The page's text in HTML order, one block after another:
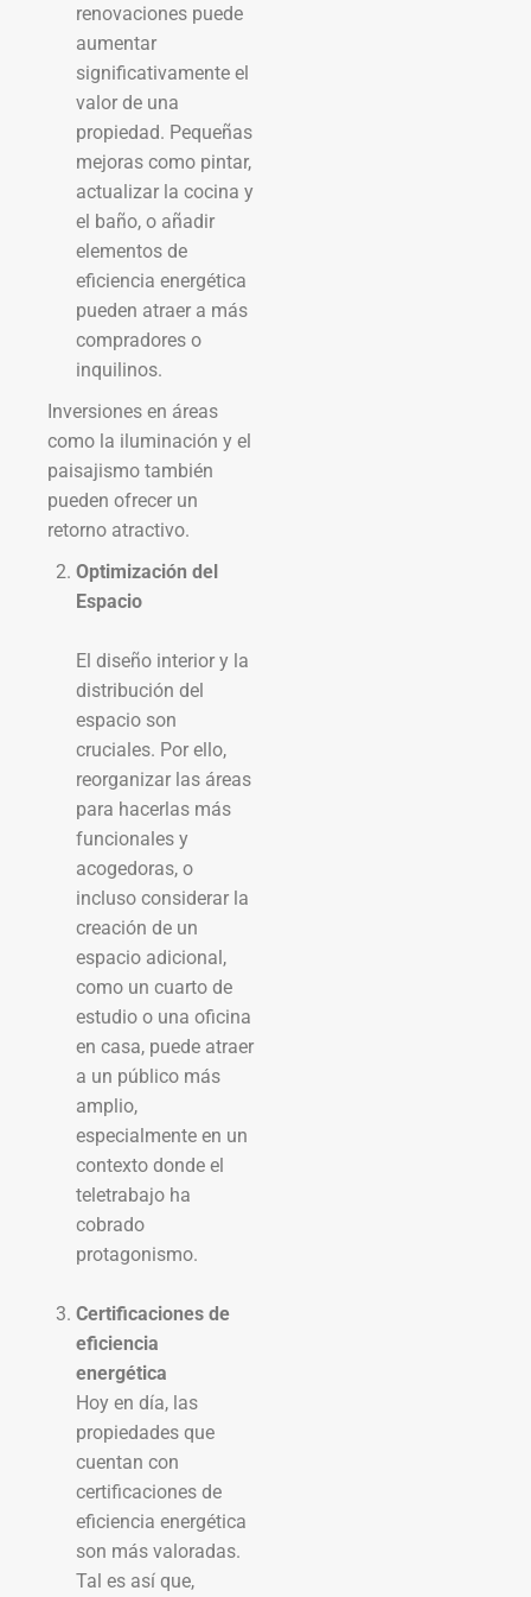
renovaciones puede
aumentar
significativamente el
valor de una
propiedad. Pequeñas
mejoras como pintar,
actualizar la cocina y
el baño, o añadir
elementos de
eficiencia energética
pueden atraer a más
compradores o
inquilinos.
Inversiones en áreas
como la iluminación y el
paisajismo también
pueden ofrecer un
retorno atractivo.
Optimización del
Espacio
El diseño interior y la
distribución del
espacio son
cruciales. Por ello,
reorganizar las áreas
para hacerlas más
funcionales y
acogedoras, o
incluso considerar la
creación de un
espacio adicional,
como un cuarto de
estudio o una oficina
en casa, puede atraer
a un público más
amplio,
especialmente en un
contexto donde el
teletrabajo ha
cobrado
protagonismo.
Certificaciones de
eficiencia
energética
Hoy en día, las
propiedades que
cuentan con
certificaciones de
eficiencia energética
son más valoradas.
Tal es así que,